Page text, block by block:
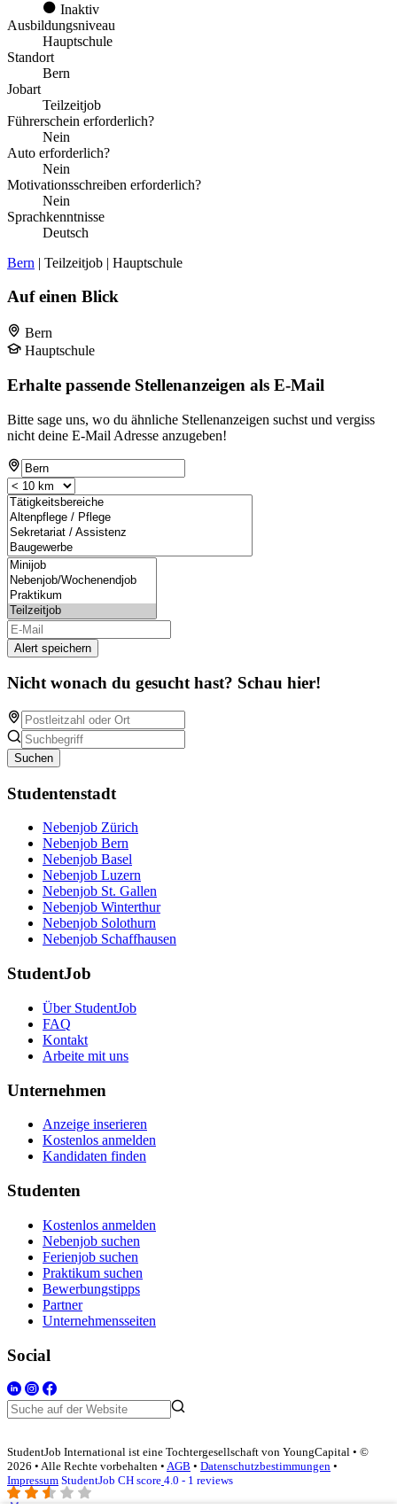
Inaktiv
Ausbildungsniveau
Hauptschule
Standort
Bern
Jobart
Teilzeitjob
Führerschein erforderlich?
Nein
Auto erforderlich?
Nein
Motivationsschreiben erforderlich?
Nein
Sprachkenntnisse
Deutsch
Bern | Teilzeitjob | Hauptschule
Auf einen Blick
Bern
Hauptschule
Erhalte passende Stellenanzeigen als E-Mail
Bitte sage uns, wo du ähnliche Stellenanzeigen suchst und vergiss
nicht deine E-Mail Adresse anzugeben!
Alert speichern
Nicht wonach du gesucht hast? Schau hier!
Suchen
Studentenstadt
Nebenjob Zürich
Nebenjob Bern
Nebenjob Basel
Nebenjob Luzern
Nebenjob St. Gallen
Nebenjob Winterthur
Nebenjob Solothurn
Nebenjob Schaffhausen
StudentJob
Über StudentJob
FAQ
Kontakt
Arbeite mit uns
Unternehmen
Anzeige inserieren
Kostenlos anmelden
Kandidaten finden
Studenten
Kostenlos anmelden
Nebenjob suchen
Ferienjob suchen
Praktikum suchen
Bewerbungstipps
Partner
Unternehmensseiten
Social
StudentJob International ist eine Tochtergesellschaft von YoungCapital • ©
2026 • Alle Rechte vorbehalten • AGB • Datenschutzbestimmungen •
Impressum StudentJob CH score 4.0 - 1 reviews